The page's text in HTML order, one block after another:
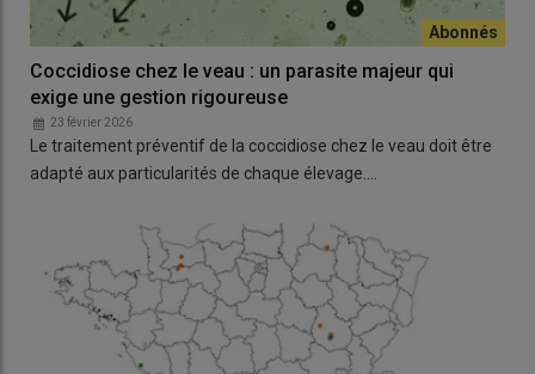
Coccidiose chez le veau : un parasite majeur qui
exige une gestion rigoureuse
23 février 2026
Le traitement préventif de la coccidiose chez le veau doit être
adapté aux particularités de chaque élevage.…